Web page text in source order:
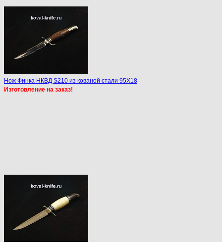
Нож Финка НКВД S210 из кованой стали 95Х18
Изготовление на заказ!